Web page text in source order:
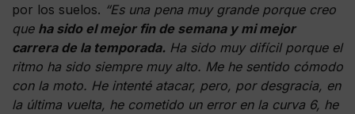
por los suelos. “Es una pena muy grande porque creo
que ha sido el mejor fin de semana y mi mejor
carrera de la temporada. Ha sido muy difícil porque el
ritmo ha sido siempre muy alto. Me he sentido cómodo
con la moto. He intenté atacar, pero, por desgracia, en
la última vuelta, he cometido un error en la curva 6, he